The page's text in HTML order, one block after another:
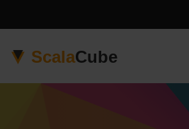
ScalaCube